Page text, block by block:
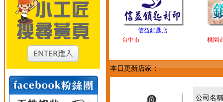
信益鎖匙店
台中市
桃園
本日更新店家：
公司名